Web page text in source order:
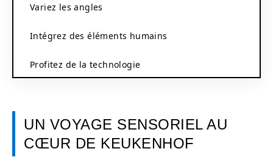
Variez les angles
Intégrez des éléments humains
Profitez de la technologie
UN VOYAGE SENSORIEL AU
CŒUR DE KEUKENHOF